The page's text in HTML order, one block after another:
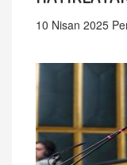
10 Nisan 2025